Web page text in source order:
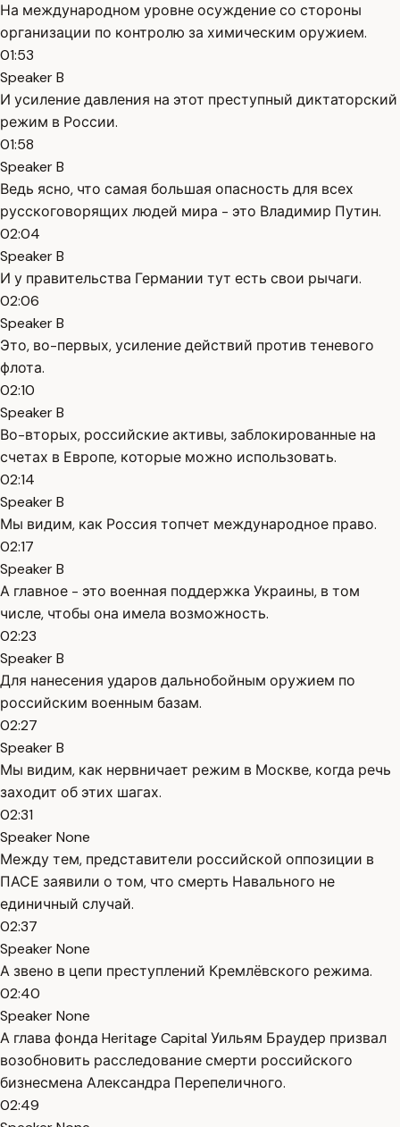
На международном уровне осуждение со стороны
организации по контролю за химическим оружием.
01:53
Speaker B
И усиление давления на этот преступный диктаторский
режим в России.
01:58
Speaker B
Ведь ясно, что самая большая опасность для всех
русскоговорящих людей мира - это Владимир Путин.
02:04
Speaker B
И у правительства Германии тут есть свои рычаги.
02:06
Speaker B
Это, во-первых, усиление действий против теневого
флота.
02:10
Speaker B
Во-вторых, российские активы, заблокированные на
счетах в Европе, которые можно использовать.
02:14
Speaker B
Мы видим, как Россия топчет международное право.
02:17
Speaker B
А главное - это военная поддержка Украины, в том
числе, чтобы она имела возможность.
02:23
Speaker B
Для нанесения ударов дальнобойным оружием по
российским военным базам.
02:27
Speaker B
Мы видим, как нервничает режим в Москве, когда речь
заходит об этих шагах.
02:31
Speaker None
Между тем, представители российской оппозиции в
ПАСЕ заявили о том, что смерть Навального не
единичный случай.
02:37
Speaker None
А звено в цепи преступлений Кремлёвского режима.
02:40
Speaker None
А глава фонда Heritage Capital Уильям Браудер призвал
возобновить расследование смерти российского
бизнесмена Александра Перепеличного.
02:49